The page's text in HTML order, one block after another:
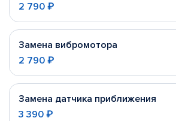
2 790 ₽
Замена вибромотора
2 790 ₽
Замена датчика приближения
3 390 ₽